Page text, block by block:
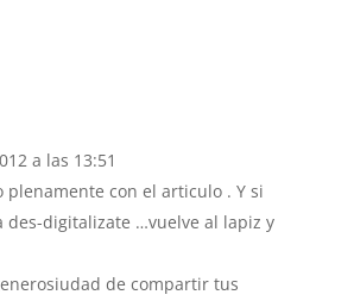
a las 13:51
plenamente con el articulo . Y si
des-digitalizate …vuelve al lapiz y
de compartir tus